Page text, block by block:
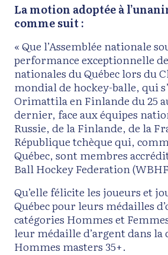
La motion adoptée à
comme suit :
« Que l’Assemblée nationale
performance exceptionnelle
nationales du Québec lors du
mondial de hockey-balle, qui
Orimattila en Finlande du 25
dernier, face aux équipes
Russie, de la Finlande, de la
République tchèque qui,
Québec, sont membres
Ball Hockey Federation
Qu’elle félicite les joueurs et
Québec pour leurs médailles
catégories Hommes et
leur médaille d’argent dans la
Hommes masters 35+.